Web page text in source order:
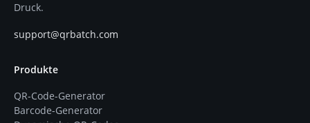
Druck.
support@qrbatch.com
Produkte
QR-Code-Generator
Barcode-Generator